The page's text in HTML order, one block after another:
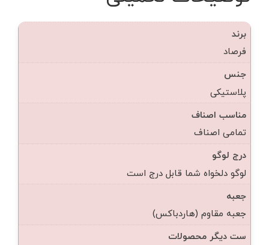
برند
فرصاد
جنس
پلاستیکی
مناسب اصناف
تمامی اصناف
درج لوگو
لوگو دلخواه شما قابل درج است
جعبه
جعبه مقاوم (هاردباکس)
ست دیگر محصولات